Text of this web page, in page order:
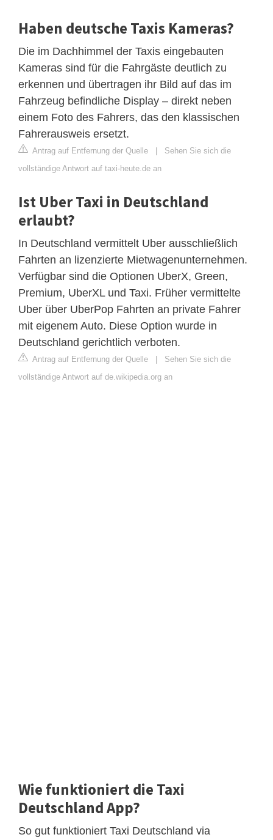
Haben deutsche Taxis Kameras?
Die im Dachhimmel der Taxis eingebauten
Kameras sind für die Fahrgäste deutlich zu
erkennen und übertragen ihr Bild auf das im
Fahrzeug befindliche Display – direkt neben
einem Foto des Fahrers, das den klassischen
Fahrerausweis ersetzt.
Antrag auf Entfernung der Quelle | Sehen Sie sich die
vollständige Antwort auf taxi-heute.de an
Ist Uber Taxi in Deutschland
erlaubt?
In Deutschland vermittelt Uber ausschließlich
Fahrten an lizenzierte Mietwagenunternehmen.
Verfügbar sind die Optionen UberX, Green,
Premium, UberXL und Taxi. Früher vermittelte
Uber über UberPop Fahrten an private Fahrer
mit eigenem Auto. Diese Option wurde in
Deutschland gerichtlich verboten.
Antrag auf Entfernung der Quelle | Sehen Sie sich die
vollständige Antwort auf de.wikipedia.org an
Wie funktioniert die Taxi
Deutschland App?
So gut funktioniert Taxi Deutschland via